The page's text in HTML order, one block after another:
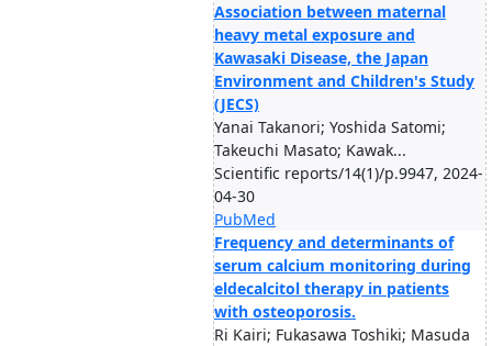
Association between maternal
heavy metal exposure and
Kawasaki Disease, the Japan
Environment and Children's Study
(JECS)
Yanai Takanori; Yoshida Satomi;
Takeuchi Masato; Kawak...
Scientific reports/14(1)/p.9947, 2024-
04-30
PubMed
Frequency and determinants of
serum calcium monitoring during
eldecalcitol therapy in patients
with osteoporosis.
Ri Kairi; Fukasawa Toshiki; Masuda